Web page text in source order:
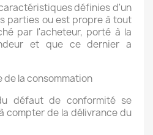
définies d'un
parties ou est propre à tout
par l'acheteur, porté à la
et que ce dernier a
de la consommation
défaut de conformité se
compter de la délivrance du